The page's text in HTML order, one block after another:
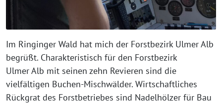
Im Ringinger Wald hat mich der Forstbezirk Ulmer Alb
begrüßt. Charakteristisch für den Forstbezirk
Ulmer Alb mit seinen zehn Revieren sind die
vielfältigen Buchen-Mischwälder. Wirtschaftliches
Rückgrat des Forstbetriebes sind Nadelhölzer für Bau